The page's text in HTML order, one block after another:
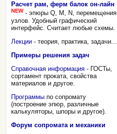
Расчет рам, ферм балок он-лайн
NEW - эпюры Q, M, N, перемещения
узлов. Удобный графический
интерфейс. Считает любые схемы.
Лекции - теория, практика, задачи...
Примеры решения задач
Справочная информация - ГОСТы,
сортамент проката, свойства
материалов и другое.
Программы по сопромату
(построение эпюр, различные
калькуляторы, шпоры и другое).
Форум сопромата и механики